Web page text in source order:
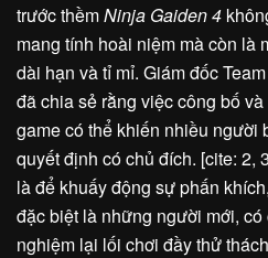
trước thềmNinja Gaiden 4
mang tính hoài niệm mà còn là
dài hạn và tỉ mỉ. Giám đốc
đã chia sẻ rằng việc công bố
game có thể khiến nhiều người
quyết định có chủ đích. [cite: 2,
là để khuấy động sự phấn
đặc biệt là những người mới,
nghiệm lại lối chơi đầy thử